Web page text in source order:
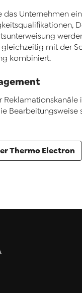
das Unternehmen
mit der
kombiniert.
Reklamationskanäle
Thermo Electron